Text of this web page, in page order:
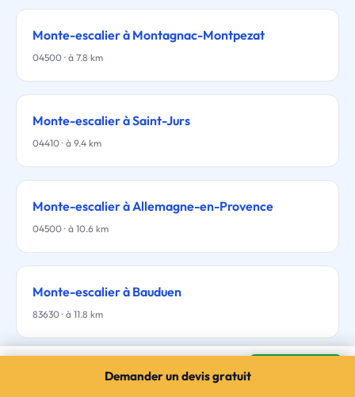
Monte-escalier à Montagnac-Montpezat
04500 · à 7.8 km
Monte-escalier à Saint-Jurs
04410 · à 9.4 km
Monte-escalier à Allemagne-en-Provence
04500 · à 10.6 km
Monte-escalier à Bauduen
83630 · à 11.8 km
Monte-escalier à Baudinard-sur-Verdon
3 devis gratuits · sans engagementDemander un devis gratuit